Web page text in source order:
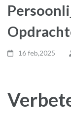
16 feb,2025